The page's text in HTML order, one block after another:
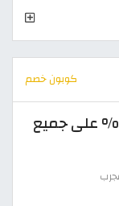
كوبون خصم
كود خصم Temu الاردن: كوبون 30% على جميع